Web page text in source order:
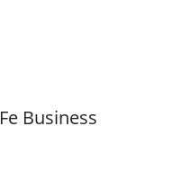
Business